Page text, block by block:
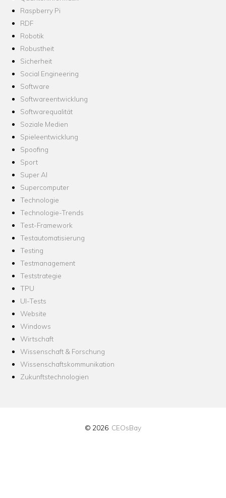
Raspberry Pi
RDF
Robotik
Robustheit
Sicherheit
Social Engineering
Software
Softwareentwicklung
Softwarequalität
Soziale Medien
Spieleentwicklung
Spoofing
Sport
Super AI
Supercomputer
Technologie
Technologie-Trends
Test-Framework
Testautomatisierung
Testing
Testmanagement
Teststrategie
TPU
UI-Tests
Website
Windows
Wirtschaft
Wissenschaft & Forschung
Wissenschaftskommunikation
Zukunftstechnologien
© 2026 CEOsBay